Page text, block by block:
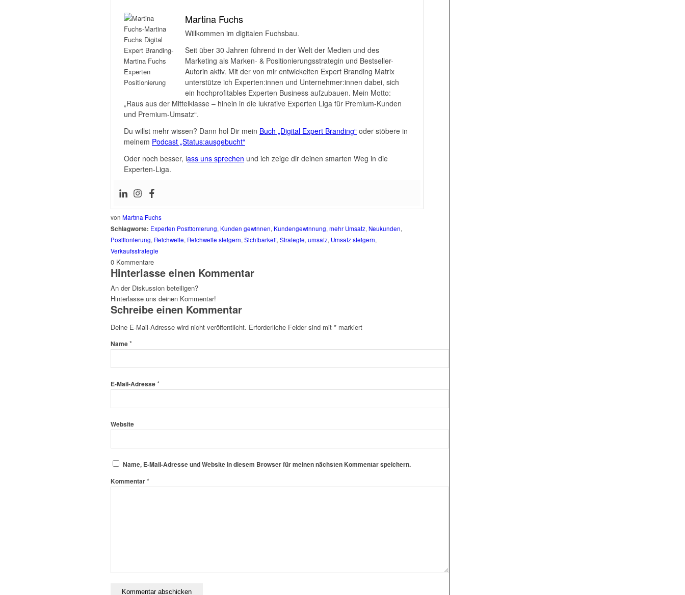
Martina Fuchs
Willkommen im digitalen Fuchsbau.
Seit über 30 Jahren führend in der Welt der Medien und des
Marketing als Marken- & Positionierungsstrategin und Bestseller-
Autorin aktiv. Mit der von mir entwickelten Expert Branding Matrix
unterstütze ich Experten:innen und Unternehmer:innen dabei, sich
ein hochprofitables Experten Business aufzubauen. Mein Motto:
„Raus aus der Mittelklasse – hinein in die lukrative Experten Liga für Premium-Kunden
und Premium-Umsatz“.
Du willst mehr wissen? Dann hol Dir mein Buch „Digital Expert Branding“ oder stöbere in
meinem Podcast „Status:ausgebucht“
Oder noch besser, lass uns sprechen und ich zeige dir deinen smarten Weg in die
Experten-Liga.
von Martina Fuchs
Schlagworte: Experten Positionierung, Kunden gewinnen, Kundengewinnung,mehr Umsatz,Neukunden,
Positionierung, Reichweite, Reichweite steigern,Sichtbarkeit,Strategie,umsatz, Umsatz steigern,
Verkaufsstrategie
0 Kommentare
Hinterlasse einen Kommentar
An der Diskussion beteiligen?
Hinterlasse uns deinen Kommentar!
Schreibe einen Kommentar
Deine E-Mail-Adresse wird nicht veröffentlicht. Erforderliche Felder sind mit * markiert
Name*
E-Mail-Adresse*
Website
Name, E-Mail-Adresse und Website in diesem Browser für meinen nächsten Kommentar speichern.
Kommentar*